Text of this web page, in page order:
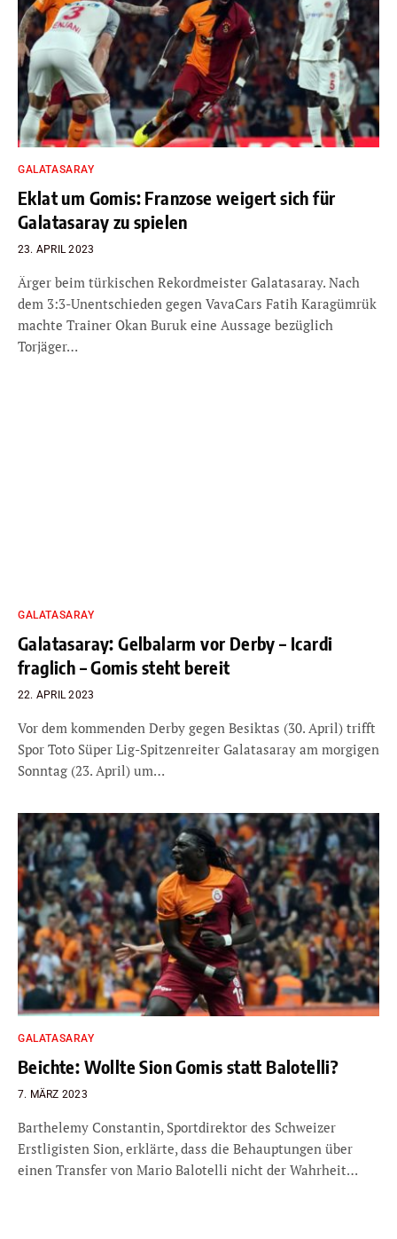
GALATASARAY
Eklat um Gomis: Franzose weigert sich für
Galatasaray zu spielen
23. APRIL 2023
Ärger beim türkischen Rekordmeister Galatasaray. Nach
dem 3:3-Unentschieden gegen VavaCars Fatih Karagümrük
machte Trainer Okan Buruk eine Aussage bezüglich
Torjäger…
GALATASARAY
Galatasaray: Gelbalarm vor Derby – Icardi
fraglich – Gomis steht bereit
22. APRIL 2023
Vor dem kommenden Derby gegen Besiktas (30. April) trifft
Spor Toto Süper Lig-Spitzenreiter Galatasaray am morgigen
Sonntag (23. April) um…
GALATASARAY
Beichte: Wollte Sion Gomis statt Balotelli?
7. MÄRZ 2023
Barthelemy Constantin, Sportdirektor des Schweizer
Erstligisten Sion, erklärte, dass die Behauptungen über
einen Transfer von Mario Balotelli nicht der Wahrheit…